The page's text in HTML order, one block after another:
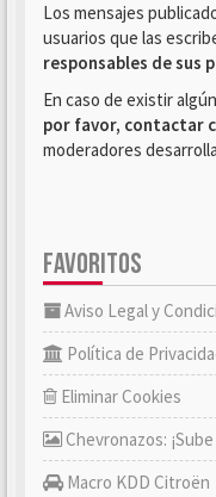
Los mensajes
usuarios que las
responsables de sus
En caso de existir
por favor, contactar
moderadores
FAVORITOS
Aviso Legal y
Política de
Eliminar Cookies
Chevronazos:
Macro KDD Citroën